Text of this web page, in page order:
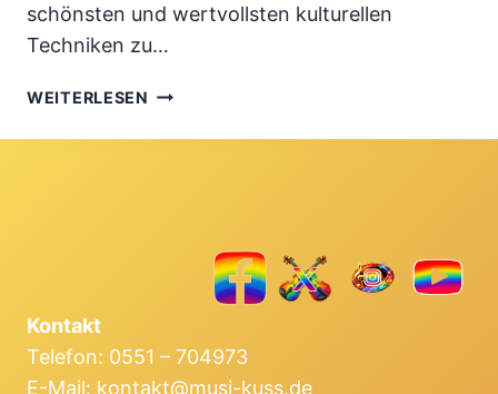
schönsten und wert­vollsten kulturellen
Techniken zu…
WEITERLESEN MUSIKUNTERRICHT
ZEICHEN
Kontakt
Telefon: 0551 – 704973
E-Mail: kontakt@musi-kuss.de